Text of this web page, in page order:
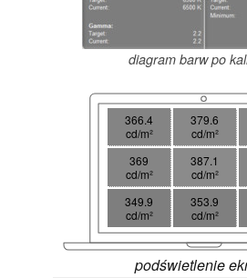
diagram barw po
366.4
cd/m²
379.6
cd/m²
369
cd/m²
387.1
cd/m²
349.9
cd/m²
353.9
cd/m²
podświetlenie